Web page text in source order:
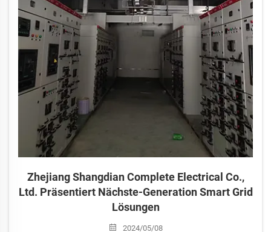
Zhejiang Shangdian Complete Electrical Co.,
Ltd. Präsentiert Nächste-Generation Smart Grid
Lösungen
2024/05/08